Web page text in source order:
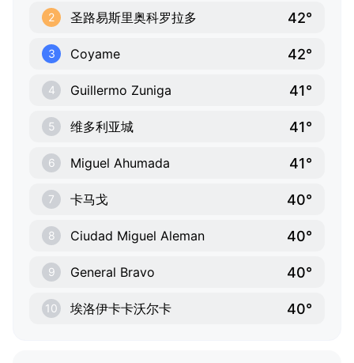
2 圣路易斯里奥科罗拉多 42°
3 Coyame 42°
4 Guillermo Zuniga 41°
5 维多利亚城 41°
6 Miguel Ahumada 41°
7 卡马戈 40°
8 Ciudad Miguel Aleman 40°
9 General Bravo 40°
10 埃洛伊卡卡沃尔卡 40°